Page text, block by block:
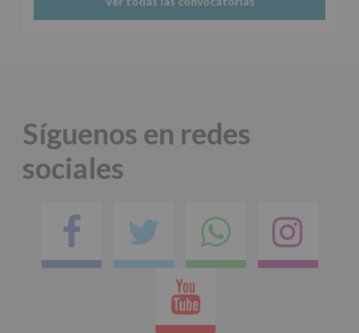
Síguenos en redes
sociales
Facebook
Twitter
en
Youtube